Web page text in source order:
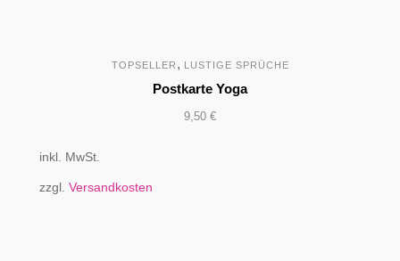
TOPSELLER , LUSTIGE SPRÜCHE
Postkarte Yoga
9,50 €
inkl. MwSt.
zzgl. Versandkosten